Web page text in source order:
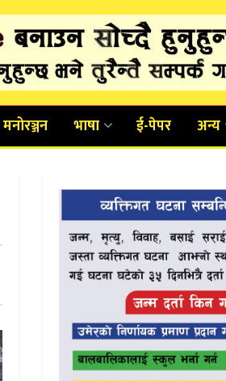
मनोरञ्जन भाषा ई-पेपर अन्य